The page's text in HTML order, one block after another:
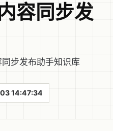
容同步发
步发布助手知识库
14:47:34